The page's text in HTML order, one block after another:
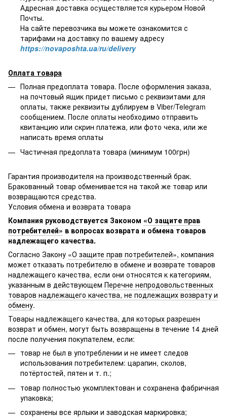
Адресная доставка осуществляется курьером Новой
Почты.
На сайте перевозчика вы можете ознакомится с
тарифами на доставку по вашему адресу
https://novaposhta.ua/ru/delivery
Оплата товара
Полная предоплата товара. После оформления заказа,
на почтовый ящик придет письмо с реквизитами для
оплаты, также реквизиты дублируем в Viber/Telegram
сообщением. После оплаты необходимо отправить
квитанцию или скрин платежа, или фото чека, или же
написать время оплаты
Частичная предоплата товара (минимум 100грн)
Гарантия производителя на производственный брак.
Бракованный товар обменивается на такой же товар или
возвращаются средства.
Условия обмена и возврата товара
Компания руководствуется Законом «О защите прав
потребителей» в вопросах возврата и обмена товаров
надлежащего качества.
Согласно Закону «О защите прав потребителей», компания
может отказать потребителю в обмене и возврате товаров
надлежащего качества, если они относятся к категориям,
указанным в действующем Перечне непродовольственных
товаров надлежащего качества, не подлежащих возврату и
обмену.
Товары надлежащего качества, для которых разрешен
возврат и обмен, могут быть возвращены в течение 14 дней
после получения покупателем, если:
товар не был в употреблении и не имеет следов
использования потребителем: царапин, сколов,
потёртостей, пятен и т. п.;
товар полностью укомплектован и сохранена фабричная
упаковка;
сохранены все ярлыки и заводская маркировка;